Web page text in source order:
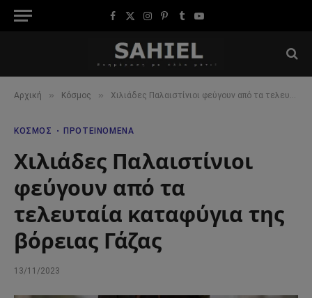
Facebook
X
Instagram
Pinterest
TumblrYouTube
Αρχική » Κόσμος » Χιλιάδες Παλαιστίνιοι φεύγουν από τα τελευταία καταφύγια της βόρειας Γάζας
ΚΌΣΜΟΣ ΠΡΟΤΕΙΝΌΜΕΝΑ
Χιλιάδες Παλαιστίνιοι
φεύγουν από τα
τελευταία καταφύγια της
βόρειας Γάζας
13/11/2023